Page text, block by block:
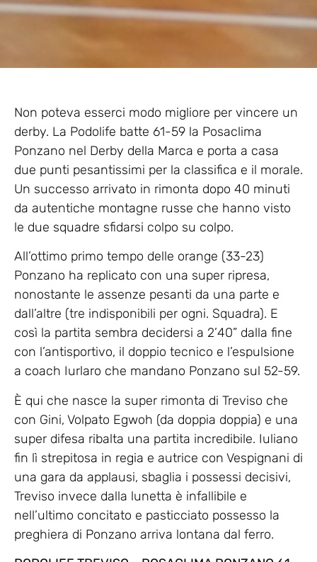
Non poteva esserci modo migliore per vincere un
derby. La Podolife batte 61-59 la Posaclima
Ponzano nel Derby della Marca e porta a casa
due punti pesantissimi per la classifica e il morale.
Un successo arrivato in rimonta dopo 40 minuti
da autentiche montagne russe che hanno visto
le due squadre sfidarsi colpo su colpo.
All’ottimo primo tempo delle orange (33-23)
Ponzano ha replicato con una super ripresa,
nonostante le assenze pesanti da una parte e
dall’altre (tre indisponibili per ogni. Squadra). E
così la partita sembra decidersi a 2’40” dalla fine
con l’antisportivo, il doppio tecnico e l’espulsione
a coach Iurlaro che mandano Ponzano sul 52-59.
È qui che nasce la super rimonta di Treviso che
con Gini, Volpato Egwoh (da doppia doppia) e una
super difesa ribalta una partita incredibile. Iuliano
fin lì strepitosa in regia e autrice con Vespignani di
una gara da applausi, sbaglia i possessi decisivi,
Treviso invece dalla lunetta è infallibile e
nell’ultimo concitato e pasticciato possesso la
preghiera di Ponzano arriva lontana dal ferro.